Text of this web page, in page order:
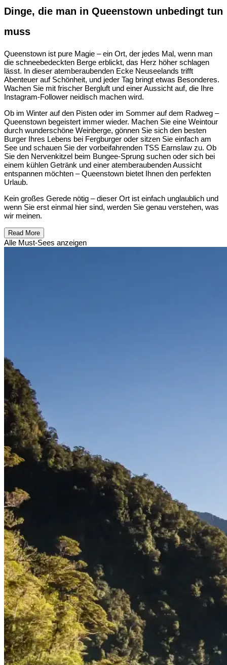
Dinge, die man in Queenstown unbedingt tun
muss
Queenstown ist pure Magie – ein Ort, der jedes Mal, wenn man
die schneebedeckten Berge erblickt, das Herz höher schlagen
lässt. In dieser atemberaubenden Ecke Neuseelands trifft
Abenteuer auf Schönheit, und jeder Tag bringt etwas Besonderes.
Wachen Sie mit frischer Bergluft und einer Aussicht auf, die Ihre
Instagram-Follower neidisch machen wird.
Ob im Winter auf den Pisten oder im Sommer auf dem Radweg –
Queenstown begeistert immer wieder. Machen Sie eine Weintour
durch wunderschöne Weinberge, gönnen Sie sich den besten
Burger Ihres Lebens bei Fergburger oder sitzen Sie einfach am
See und schauen Sie der vorbeifahrenden TSS Earnslaw zu. Ob
Sie den Nervenkitzel beim Bungee-Sprung suchen oder sich bei
einem kühlen Getränk und einer atemberaubenden Aussicht
entspannen möchten – Queenstown bietet Ihnen den perfekten
Urlaub.
Kein großes Gerede nötig – dieser Ort ist einfach unglaublich und
wenn Sie erst einmal hier sind, werden Sie genau verstehen, was
wir meinen.
Read More
Alle Must-Sees anzeigen